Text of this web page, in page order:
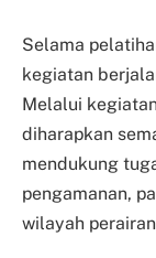
Selama
kegiatan
Melalui
diharapkan
mendukung
pengamanan,
wilayah